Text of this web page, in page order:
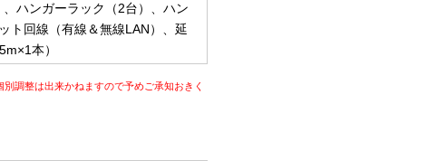
ハンガーラック（2台）、ハン
ト回線（有線＆無線LAN）、延
本）
調整は出来かねますので予めご承知おきく